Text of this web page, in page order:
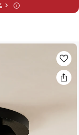
>